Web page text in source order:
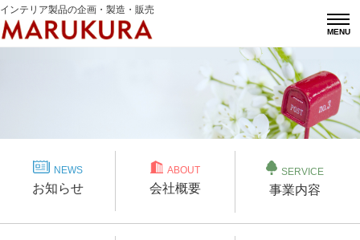
MENU
インテリア製品の企画・製造・販売
NEWS
お知らせ
ABOUT
会社概要
SERVICE
事業内容